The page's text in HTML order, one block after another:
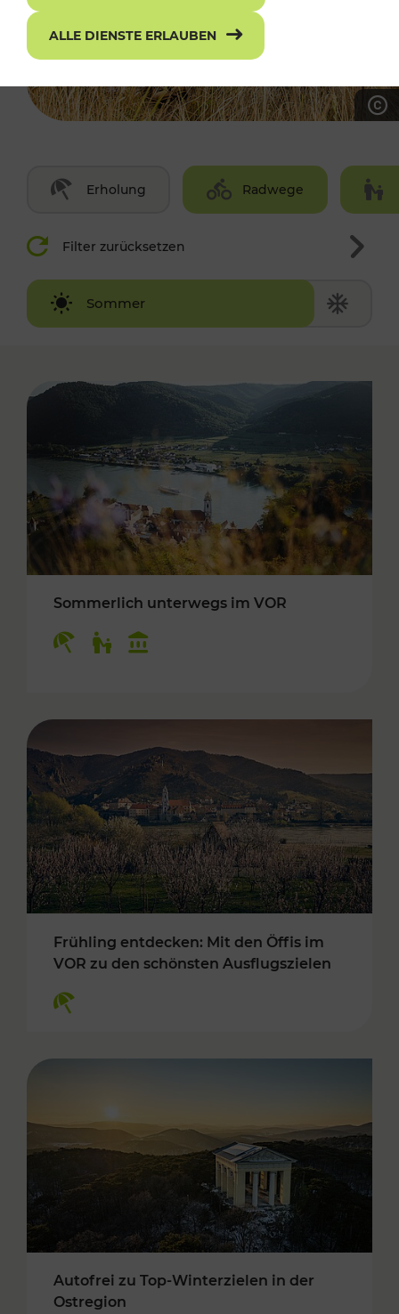
Erholung Radwege
Filter zurücksetzen
Sommer
Winter
Sommerlich unterwegs im VOR
Frühling entdecken: Mit den Öffis im
VOR zu den schönsten Ausflugszielen
Autofrei zu Top-Winterzielen in der
Ostregion
ALLE DIENSTE ERLAUBEN